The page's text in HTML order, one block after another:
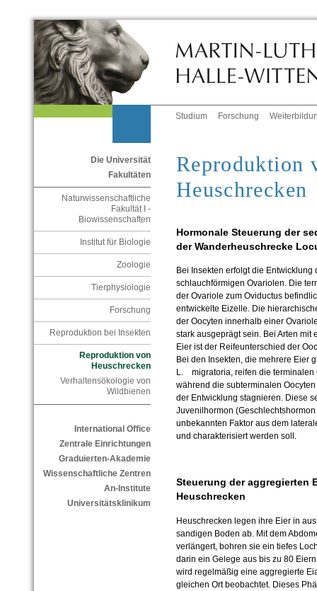
Studium Forschung
Die Universität
Fakultäten
Naturwissenschaftliche
Fakultät I -
Biowissenschaften
Institut für Biologie
Zoologie
Tierphysiologie
Forschung
Reproduktion bei Insekten
Reproduktion von
Heuschrecken
Verhaltensökologie von
Wildbienen
International Office
Zentrale Einrichtungen
Graduierten-Akademie
Wissenschaftliche Zentren
An-Institute
Universitätsklinikum
Reproduktion
Heuschrecken
Hormonale Steuerung der
der Wanderheuschrecke
Bei Insekten erfolgt die Entwicklung
schlauchförmigen Ovariolen. Die
der Ovariole zum Oviductus
entwickelte Eizelle. Die
der Oocyten innerhalb einer
stark ausgeprägt sein. Bei Arten
Eier ist der Reifeunterschied der
Bei den Insekten, die mehrere Eier
L. migratoria, reifen die terminalen
während die subterminalen
der Entwicklung stagnieren. Diese
Juvenilhormon
unbekannten Faktor aus dem
und charakterisiert werden soll.
Steuerung der aggregierten
Heuschrecken
Heuschrecken legen ihre Eier in
sandigen Boden ab. Mit dem
verlängert, bohren sie ein tiefes
darin ein Gelege aus bis zu 80
wird regelmäßig eine aggregierte
gleichen Ort beobachtet. Dieses